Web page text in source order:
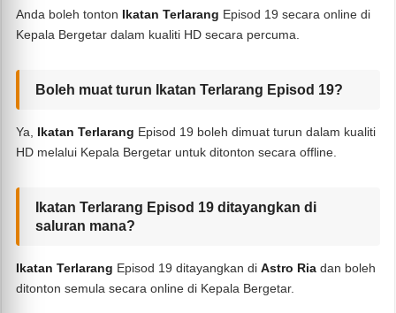
Anda boleh tonton Ikatan Terlarang Episod 19 secara online di
Kepala Bergetar dalam kualiti HD secara percuma.
Boleh muat turun Ikatan Terlarang Episod 19?
Ya, Ikatan Terlarang Episod 19 boleh dimuat turun dalam kualiti
HD melalui Kepala Bergetar untuk ditonton secara offline.
Ikatan Terlarang Episod 19 ditayangkan di
saluran mana?
Ikatan Terlarang Episod 19 ditayangkan diAstro Ria dan boleh
ditonton semula secara online di Kepala Bergetar.